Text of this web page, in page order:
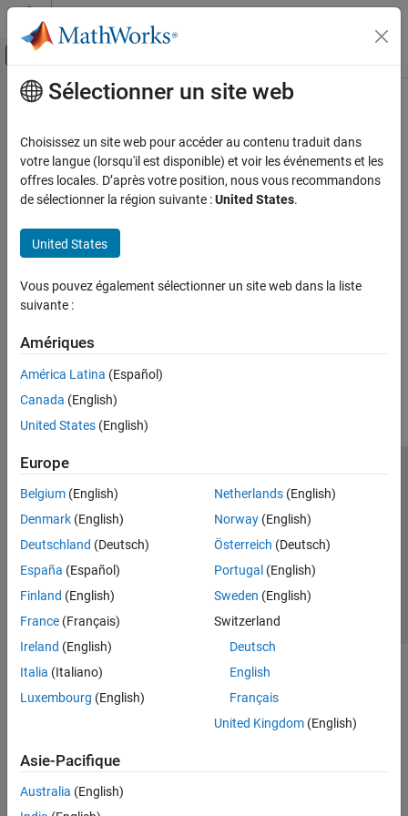
Passer au contenu
Activer/désactiver l'affichage du menu
Accueil de la documentation
Contenu principal
How useful was this information?
Sélectionner un site web
Choisissez un site web pour accéder au contenu traduit dans
votre langue (lorsqu'il est disponible) et voir les événements et les
offres locales. D’après votre position, nous vous recommandons
de sélectionner la région suivante :United States.
United States
Vous pouvez également sélectionner un site web dans la liste
suivante :
Amériques
América Latina (Español)
Canada (English)
United States (English)
Europe
Belgium (English)
Denmark (English)
Deutschland (Deutsch)
España (Español)
Finland (English)
France (Français)
Ireland (English)
Italia (Italiano)
Luxembourg (English)
Netherlands(English)
Norway(English)
Österreich (Deutsch)
Portugal (English)
Sweden (English)
Switzerland
Deutsch
English
Français
United Kingdom(English)
Asie-Pacifique
Australia (English)
Lutte anti-piratage
Contacts locaux
© 1994-2026 The MathWorks, Inc.